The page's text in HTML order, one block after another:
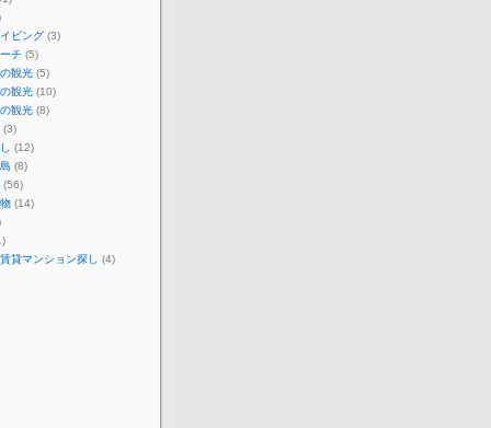
ビング (3)
チ (5)
観光 (5)
観光 (10)
観光 (8)
(3)
(12)
(8)
(56)
(14)
貸マンション探し (4)